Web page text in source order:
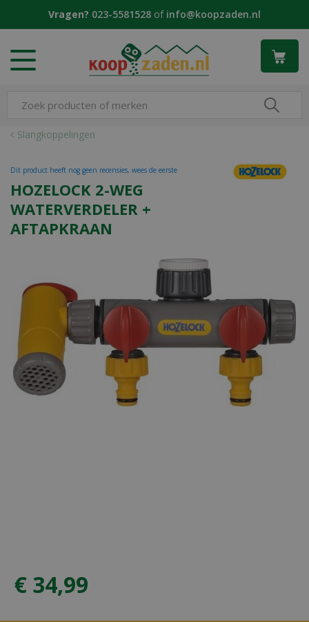
Slangkoppelingen
Vragen? 023-5581528 of info@koopzaden.nl
HOZELOCK 2-WEG
WATERVERDELER +
AFTAPKRAAN
Dit product heeft nog geen recensies, wees de eerste
€ 34,99